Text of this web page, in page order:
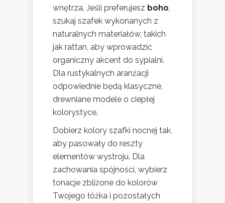
wnętrza. Jeśli preferujesz boho,
szukaj szafek wykonanych z
naturalnych materiałów, takich
jak rattan, aby wprowadzić
organiczny akcent do sypialni.
Dla rustykalnych aranżacji
odpowiednie będą klasyczne,
drewniane modele o ciepłej
kolorystyce.
Dobierz kolory szafki nocnej tak,
aby pasowały do reszty
elementów wystroju. Dla
zachowania spójności, wybierz
tonacje zbliżone do kolorów
Twojego łóżka i pozostałych